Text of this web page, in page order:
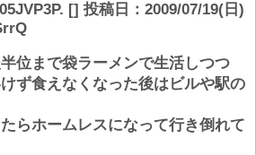
[] 投稿日：2009/07/19(日)
位まで袋ラーメンで生活しつつ
ず食えなくなった後はビルや駅の
らホームレスになって行き倒れて